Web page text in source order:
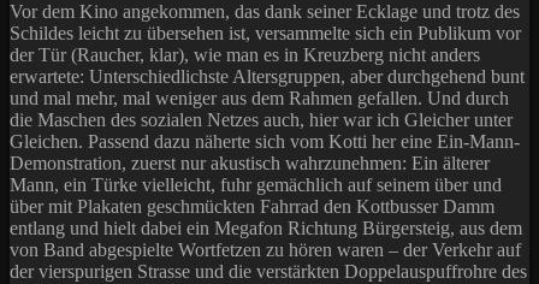
Vor dem Kino angekommen, das dank seiner Ecklage und trotz des
Schildes leicht zu übersehen ist, versammelte sich ein Publikum vor
der Tür (Raucher, klar), wie man es in Kreuzberg nicht anders
erwartete: Unterschiedlichste Altersgruppen, aber durchgehend bunt
und mal mehr, mal weniger aus dem Rahmen gefallen. Und durch
die Maschen des sozialen Netzes auch, hier war ich Gleicher unter
Gleichen. Passend dazu näherte sich vom Kotti her eine Ein-Mann-
Demonstration, zuerst nur akustisch wahrzunehmen: Ein älterer
Mann, ein Türke vielleicht, fuhr gemächlich auf seinem über und
über mit Plakaten geschmückten Fahrrad den Kottbusser Damm
entlang und hielt dabei ein Megafon Richtung Bürgersteig, aus dem
von Band abgespielte Wortfetzen zu hören waren – der Verkehr auf
der vierspurigen Strasse und die verstärkten Doppelauspuffrohre des